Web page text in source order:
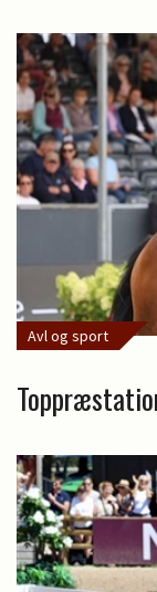
Avl og sport